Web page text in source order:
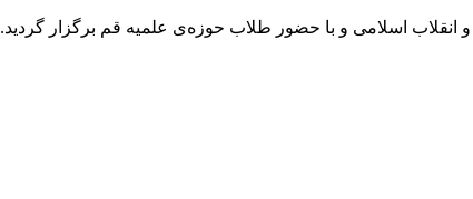
اسلامی و با حضور طلاب حوزه‌ی علمیه قم برگزار گردید.